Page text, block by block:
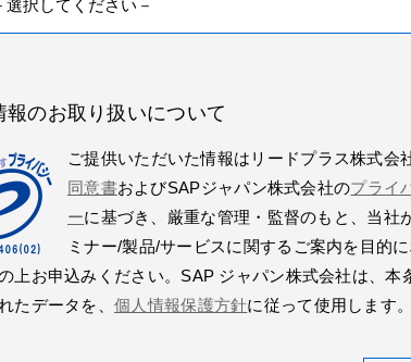
報のお取り扱いについて
ご提供いただいた情報はリードプラス株式会
同意書およびSAPジャパン株式会社のプライ
ーに基づき、厳重な管理・監督のもと、当社
ミナー/製品/サービスに関するご案内を目的
上お申込みください。SAP ジャパン株式会社は、本
たデータを、 個人情報保護方針に従って使用します。